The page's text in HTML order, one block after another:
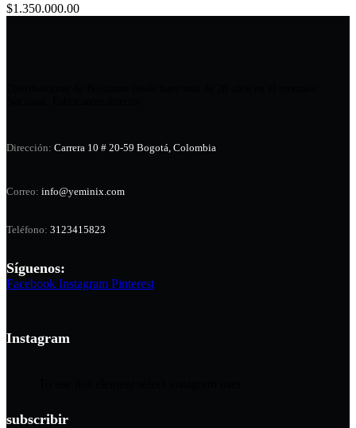
$1.350.000.00
Dirección: Carrera 10 # 20-59 Bogotá, Colombia
Correo: info@yeminix.com
Teléfono: 3123415823
Síguenos:
Facebook Instagram Pinterest
Instagram
subscribir